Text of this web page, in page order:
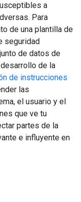
a
Para
de una plantilla de
seguridad
de datos de
de la
de instrucciones
las
el usuario y el
que ve tu
partes de la
e influyente en